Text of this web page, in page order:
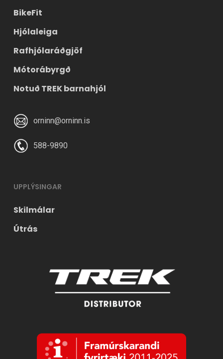
BikeFit
Hjólaleiga
Rafhjólaráðgjöf
Mótorábyrgð
Notuð TREK barnahjól
orninn@orninn.is
588-9890
UPPLÝSINGAR
Skilmálar
Útrás